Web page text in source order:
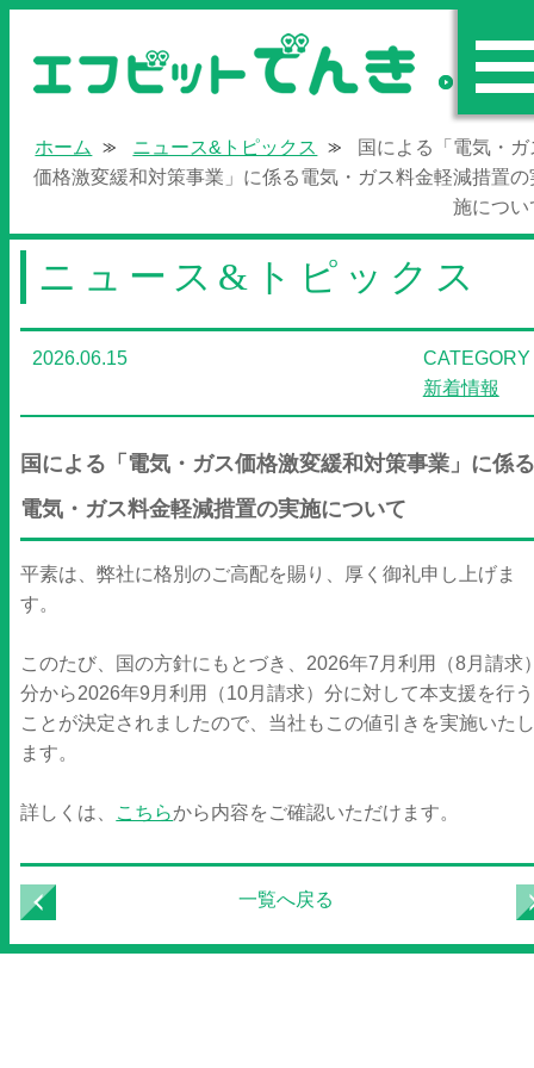
エフビット
ホーム ニュース&トピックス
国による「電気・ガ
価格激変緩和対策事業」に係る電気・ガス料金軽減措置の
施につい
ニュース&トピックス
2026.06.15
CATEGORY
新着情報
国による「電気・ガス価格激変緩和対策事業」に係
電気・ガス料金軽減措置の実施について
平素は、弊社に格別のご高配を賜り、厚く御礼申し上げま
す。
このたび、国の方針にもとづき、2026年7月利用（8月請求
分から2026年9月利用（10月請求）分に対して本支援を行う
ことが決定されましたので、当社もこの値引きを実施いた
ます。
詳しくは、 こちらから内容をご確認いただけます。
一覧へ戻る